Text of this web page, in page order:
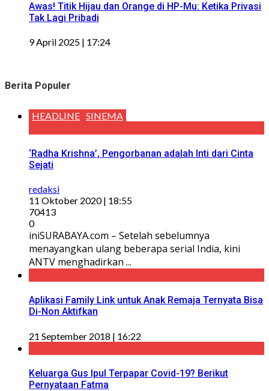
Awas! Titik Hijau dan Orange di HP-Mu: Ketika Privasi
Tak Lagi Pribadi
9 April 2025 | 17:24
Berita Populer
HEADLINE SINEMA
‘Radha Krishna’, Pengorbanan adalah Inti dari Cinta
Sejati
redaksi
11 Oktober 2020 | 18:55
70413
0
iniSURABAYA.com – Setelah sebelumnya
menayangkan ulang beberapa serial India, kini
ANTV menghadirkan ...
Aplikasi Family Link untuk Anak Remaja Ternyata Bisa
Di-Non Aktifkan
21 September 2018 | 16:22
Keluarga Gus Ipul Terpapar Covid-19? Berikut
Pernyataan Fatma